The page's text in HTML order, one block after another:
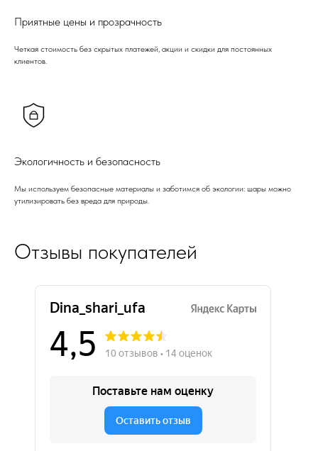
Приятные цены и прозрачность
Четкая стоимость без скрытых платежей, акции и скидки для постоянных
клиентов.
Экологичность и безопасность
Мы используем безопасные материалы и заботимся об экологии: шары можно
утилизировать без вреда для природы.
Отзывы покупателей